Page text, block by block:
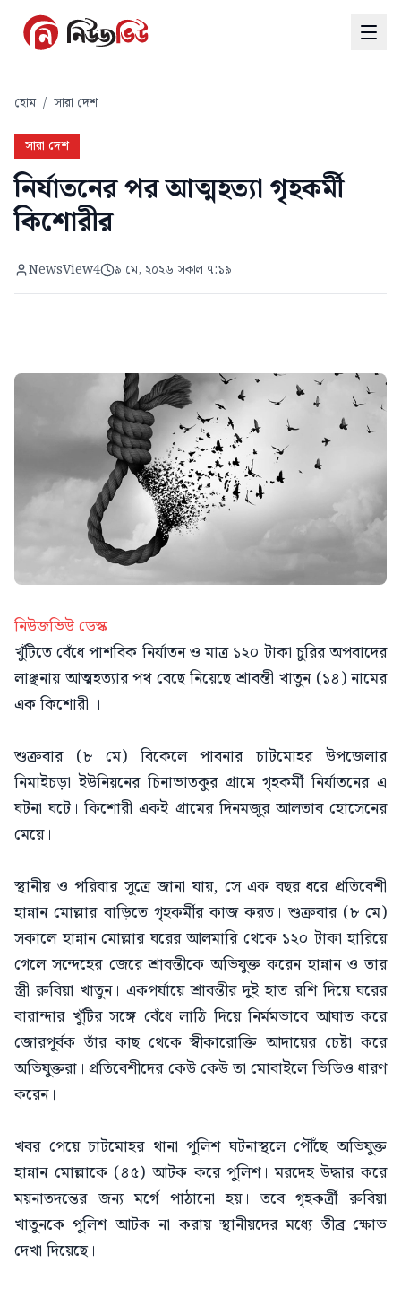
হোম / সারা দেশ
সারা দেশ
নির্যাতনের পর আত্মহত্যা গৃহকর্মী
কিশোরীর
NewsView4 ৯ মে, ২০২৬ সকাল ৭:১৯
নিউজভিউ ডেস্ক
খুঁটিতে বেঁধে পাশবিক নির্যাতন ও মাত্র ১২০ টাকা চুরির অপবাদের
লাঞ্ছনায় আত্মহত্যার পথ বেছে নিয়েছে শ্রাবন্তী খাতুন (১৪) নামের
এক কিশোরী ।
শুক্রবার (৮ মে) বিকেলে পাবনার চাটমোহর উপজেলার
নিমাইচড়া ইউনিয়নের চিনাভাতকুর গ্রামে গৃহকর্মী নির্যাতনের এ
ঘটনা ঘটে। কিশোরী একই গ্রামের দিনমজুর আলতাব হোসেনের
মেয়ে।
স্থানীয় ও পরিবার সূত্রে জানা যায়, সে এক বছর ধরে প্রতিবেশী
হান্নান মোল্লার বাড়িতে গৃহকর্মীর কাজ করত। শুক্রবার (৮ মে)
সকালে হান্নান মোল্লার ঘরের আলমারি থেকে ১২০ টাকা হারিয়ে
গেলে সন্দেহের জেরে শ্রাবন্তীকে অভিযুক্ত করেন হান্নান ও তার
স্ত্রী রুবিয়া খাতুন। একপর্যায়ে শ্রাবন্তীর দুই হাত রশি দিয়ে ঘরের
বারান্দার খুঁটির সঙ্গে বেঁধে লাঠি দিয়ে নির্মমভাবে আঘাত করে
জোরপূর্বক তাঁর কাছ থেকে স্বীকারোক্তি আদায়ের চেষ্টা করে
অভিযুক্তরা। প্রতিবেশীদের কেউ কেউ তা মোবাইলে ভিডিও ধারণ
করেন।
খবর পেয়ে চাটমোহর থানা পুলিশ ঘটনাস্থলে পৌঁছে অভিযুক্ত
হান্নান মোল্লাকে (৪৫) আটক করে পুলিশ। মরদেহ উদ্ধার করে
ময়নাতদন্তের জন্য মর্গে পাঠানো হয়। তবে গৃহকর্ত্রী রুবিয়া
খাতুনকে পুলিশ আটক না করায় স্থানীয়দের মধ্যে তীব্র ক্ষোভ
দেখা দিয়েছে।